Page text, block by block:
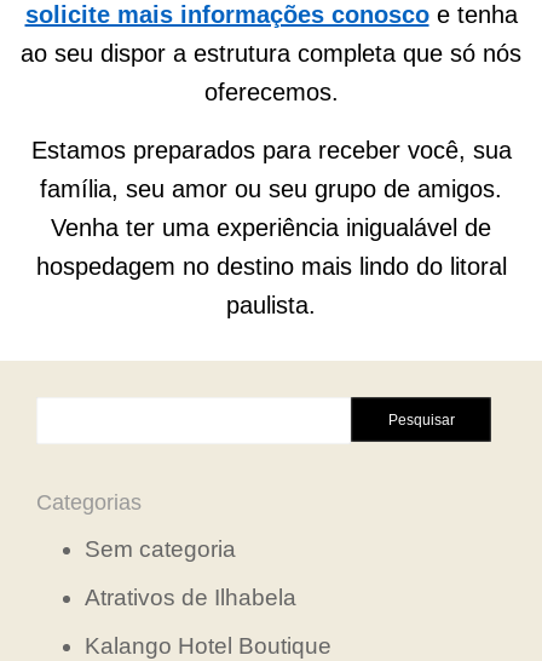
solicite mais informações conoscoe tenha
ao seu dispor a estrutura completa que só nós
oferecemos.
Estamos preparados para receber você, sua
família, seu amor ou seu grupo de amigos.
Venha ter uma experiência inigualável de
hospedagem no destino mais lindo do litoral
paulista.
Pesquisar
por:
Categorias
Sem categoria
Atrativos de Ilhabela
Kalango Hotel Boutique